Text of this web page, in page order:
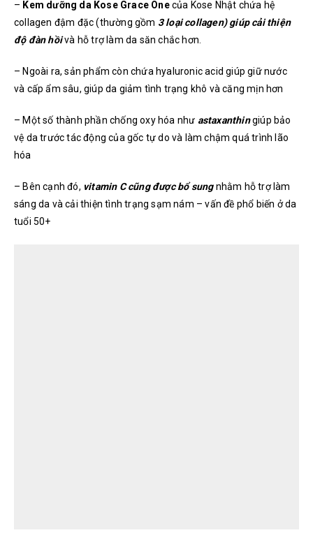
– Kem dưỡng da Kose Grace Onecủa Kose Nhật chứa hệ
collagen đậm đặc (thường gồm 3 loại collagen) giúp cải thiện
độ đàn hồi và hỗ trợ làm da săn chắc hơn.
– Ngoài ra, sản phẩm còn chứa hyaluronic acid giúp giữ nước
và cấp ẩm sâu, giúp da giảm tình trạng khô và căng mịn hơn
– Một số thành phần chống oxy hóa như astaxanthingiúp bảo
vệ da trước tác động của gốc tự do và làm chậm quá trình lão
hóa
– Bên cạnh đó, vitamin C cũng được bổ sungnhằm hỗ trợ làm
sáng da và cải thiện tình trạng sạm nám – vấn đề phổ biến ở da
tuổi 50+